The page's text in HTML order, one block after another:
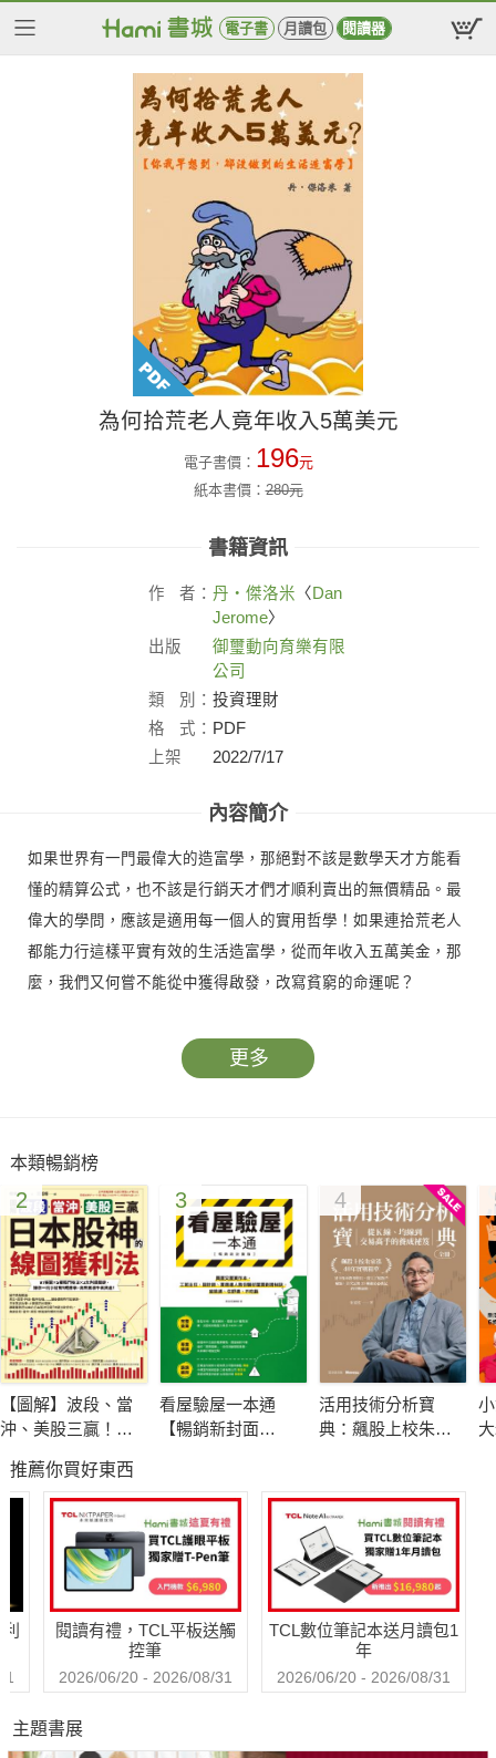
電子書 月讀包 閱讀器
為何拾荒老人竟年收入5萬美元
電子書價： 196元
紙本書價：280元
書籍資訊
作 者： 丹‧傑洛米 〈Dan
Jerome〉
出版
御璽動向育樂有限
公司
類
別： 投資理財
格
式： PDF
上架
2022/7/17
內容簡介
如果世界有一門最偉大的造富學，那絕對不該是數學天才方能看
懂的精算公式，也不該是行銷天才們才順利賣出的無價精品。最
偉大的學問，應該是適用每一個人的實用哲學！如果連拾荒老人
都能力行這樣平實有效的生活造富學，從而年收入五萬美金，那
麼，我們又何嘗不能從中獲得啟發，改寫貧窮的命運呢？
更多
本類暢銷榜
2
【圖解】波段、當
沖、美股三贏！日
法：97張圖╳5種獨
門技法╳3大判讀關
鍵，讓你一出手就
有8成勝率，高效累
積千萬資產！
3
看屋驗屋一本通
【暢銷新封面
設計師、買房達人
教你驗好屋買對房
秘訣，省裝潢、住
舒適、不吃虧
4
活用技術分析寶
典：飆股上校朱家
手的養成祕笈
推薦你買好東西
閱讀有禮，TCL平板送觸
控筆
2026/06/20 - 2026/08/31
TCL數位筆記本送月讀包1
年
2026/06/20 - 2026/08/31
主題書展